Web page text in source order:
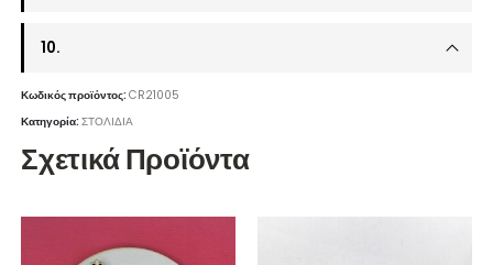
10.
Κωδικός προϊόντος:CR21005
Κατηγορία:ΣΤΟΛΙΔΙΑ
Σχετικά Προϊόντα